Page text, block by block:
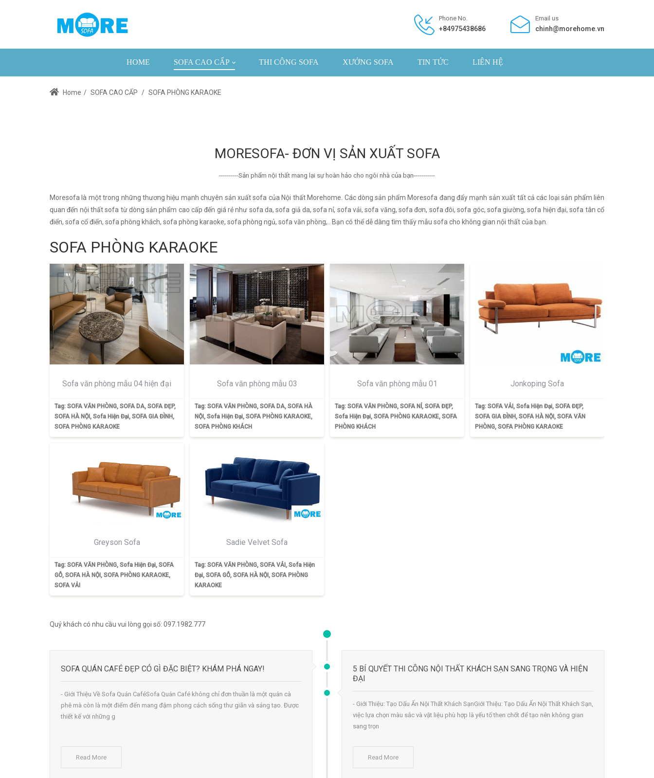
Phone No.
+84975438686
Email us
chinh@morehome.vn
HOME SOFA CAO CẤP THI CÔNG SOFA XƯỞNG SOFA TIN TỨC LIÊN HỆ
Home / SOFA CAO CẤP / SOFA PHÒNG KARAOKE
MORESOFA- ĐƠN VỊ SẢN XUẤT SOFA
----------Sản phẩm nội thất mang lại sự hoàn hảo cho ngôi nhà của bạn-----------
Moresofa là một trong những thương hiệu mạnh chuyên sản xuất sofa của Nội thất Morehome. Các dòng sản phẩm Moresofa đang đẩy mạnh sản xuất tất cả các loại sản phẩm liên
quan đến nội thất sofa từ dòng sản phẩm cao cấp đến giá rẻ như sofa da, sofa giả da, sofa nỉ, sofa vải, sofa văng, sofa đơn, sofa đôi, sofa góc, sofa giường, sofa hiện đại, sofa tân cổ
điển, sofa cổ điển, sofa phòng khách, sofa phòng karaoke, sofa phòng ngủ, sofa văn phòng,.. Bạn có thể dễ dàng tìm thấy mẫu sofa cho không gian nội thất của bạn.
SOFA PHÒNG KARAOKE
Sofa văn phòng mẫu 04 hiện đại
Tag: SOFA VĂN PHÒNG, SOFA DA, SOFA ĐẸP,
SOFA HÀ NỘI, Sofa Hiện Đại, SOFA GIA ĐÌNH,
SOFA PHÒNG KARAOKE
Sofa văn phòng mẫu 03
Tag: SOFA VĂN PHÒNG, SOFA DA, SOFA HÀ
NỘI, Sofa Hiện Đại, SOFA PHÒNG KARAOKE,
SOFA PHÒNG KHÁCH
Sofa văn phòng mẫu 01
Tag: SOFA VĂN PHÒNG, SOFA NỈ, SOFA ĐẸP,
Sofa Hiện Đại, SOFA PHÒNG KARAOKE, SOFA
PHÒNG KHÁCH
Jonkoping Sofa
Tag: SOFA VẢI, Sofa Hiện Đại, SOFA ĐẸP,
SOFA GIA ĐÌNH, SOFA HÀ NỘI, SOFA VĂN
PHÒNG, SOFA PHÒNG KARAOKE
Greyson Sofa
Tag: SOFA VĂN PHÒNG, Sofa Hiện Đại, SOFA
GỖ, SOFA HÀ NỘI , SOFA PHÒNG KARAOKE,
SOFA VẢI
Sadie Velvet Sofa
Tag: SOFA VĂN PHÒNG, SOFA VẢI, Sofa Hiện
Đại, SOFA GỖ, SOFA HÀ NỘI , SOFA PHÒNG
KARAOKE
Quý khách có nhu cầu vui lòng gọi số: 097.1982.777
SOFA QUÁN CAFÉ ĐẸP CÓ GÌ ĐẶC BIỆT? KHÁM PHÁ NGAY!
- Giới Thiệu Về Sofa Quán CaféSofa Quán Café không chỉ đơn thuần là một quán cà
phê mà còn là một điểm đến mang đậm phong cách sống thư giãn và sáng tạo. Được
thiết kế với những g
Read More
5 BÍ QUYẾT THI CÔNG NỘI THẤT KHÁCH SẠN SANG TRỌNG VÀ HIỆN
ĐẠI
- Giới Thiệu: Tạo Dấu Ấn Nội Thất Khách SạnGiới Thiệu: Tạo Dấu Ấn Nội Thất Khách Sạn,
việc lựa chọn màu sắc và vật liệu phù hợp là yếu tố then chốt để tạo nên không gian
sang trọn
Read More